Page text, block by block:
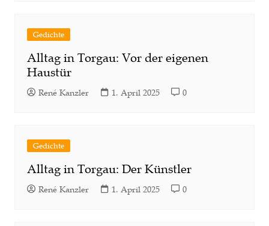
Gedichte
Alltag in Torgau: Vor der eigenen
Haustür
René Kanzler 1. April 2025 0
Gedichte
Alltag in Torgau: Der Künstler
René Kanzler 1. April 2025 0